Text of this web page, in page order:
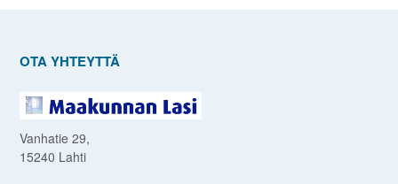
OTA YHTEYTTÄ
Vanhatie 29,
15240 Lahti